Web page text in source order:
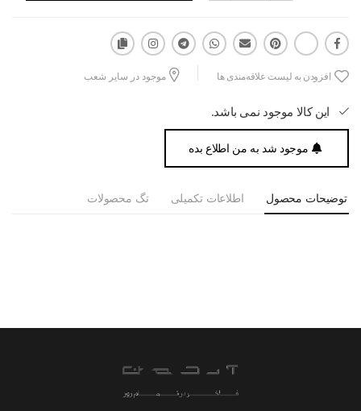
افزودن به لیست علاقه‌مندی ها موجود در سایر شعب
این کالا موجود نمی باشد.
موجود شد به من اطلاع بده
توضیحات محصول اطلاعات تکمیلی تگ محصولات